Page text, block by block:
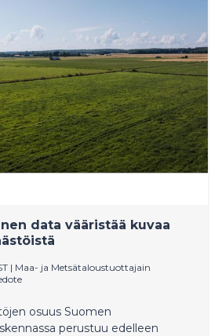
data vääristää kuvaa
| Maa- ja Metsätaloustuottajain
osuus Suomen
perustuu edelleen